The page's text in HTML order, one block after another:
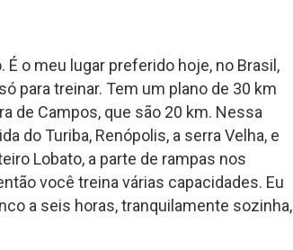
É o meu lugar preferido hoje, no Brasil,
para treinar. Tem um plano de 30 km
de Campos, que são 20 km. Nessa
do Turiba, Renópolis, a serra Velha, e
Lobato, a parte de rampas nos
você treina várias capacidades. Eu
a seis horas, tranquilamente sozinha,